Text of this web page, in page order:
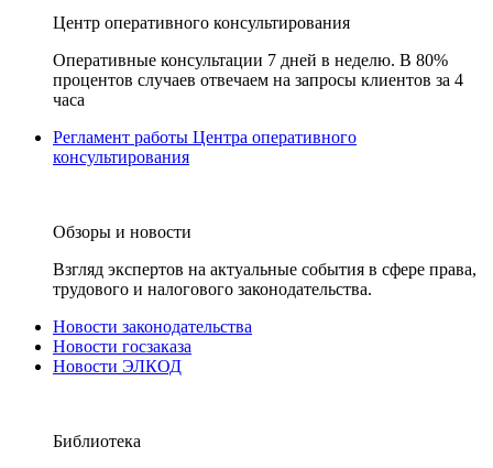
Центр оперативного консультирования
Оперативные консультации 7 дней в неделю. В 80%
процентов случаев отвечаем на запросы клиентов за 4
часа
Регламент работы Центра оперативного
консультирования
Обзоры и новости
Взгляд экспертов на актуальные события в сфере права,
трудового и налогового законодательства.
Новости законодательства
Новости госзаказа
Новости ЭЛКОД
Библиотека